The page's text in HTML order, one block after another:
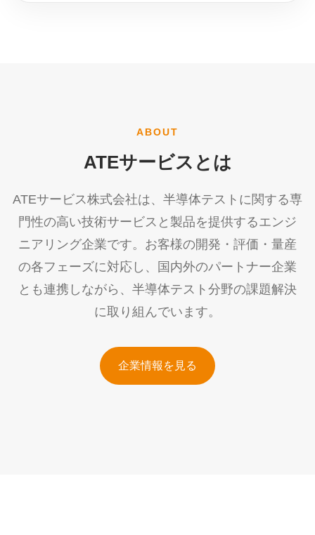
ABOUT
ATEサービスとは
ATEサービス株式会社は、半導体テストに関する専
門性の高い技術サービスと製品を提供するエンジ
ニアリング企業です。お客様の開発・評価・量産
の各フェーズに対応し、国内外のパートナー企業
とも連携しながら、半導体テスト分野の課題解決
に取り組んでいます。
企業情報を見る